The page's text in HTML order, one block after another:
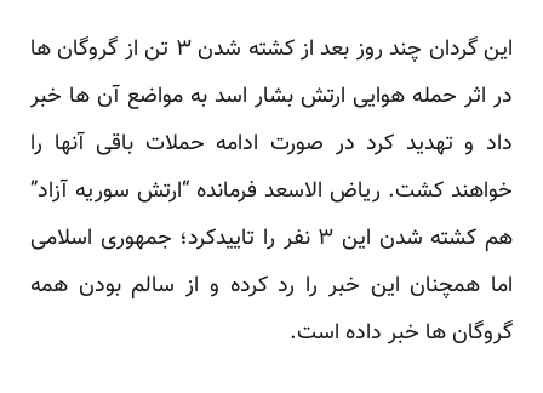
این گردان چند روز بعد از کشته شدن ۳ تن از گروگان ها
در اثر حمله هوایی ارتش بشار اسد به مواضع آن ها خبر
داد و تهدید کرد در صورت ادامه حملات باقی آنها را
خواهند کشت. ریاض الاسعد فرمانده “ارتش سوریه آزاد”
هم کشته شدن این ۳ نفر را تاییدکرد؛ جمهوری اسلامی
اما همچنان این خبر را رد کرده و از سالم بودن همه
گروگان ها خبر داده است.